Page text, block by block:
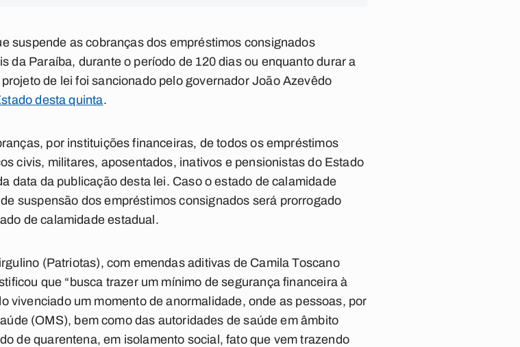
suspende as cobranças dos empréstimos consignados
da Paraíba, durante o período de 120 dias ou enquanto durar a
de lei foi sancionado pelo governador João Azevêdo
desta quinta.
por instituições financeiras, de todos os empréstimos
civis, militares, aposentados, inativos e pensionistas do Estado
data da publicação desta lei. Caso o estado de calamidade
suspensão dos empréstimos consignados será prorrogado
de calamidade estadual.
(Patriotas), com emendas aditivas de Camila Toscano
que “busca trazer um mínimo de segurança financeira à
vivenciado um momento de anormalidade, onde as pessoas, por
(OMS), bem como das autoridades de saúde em âmbito
de quarentena, em isolamento social, fato que vem trazendo